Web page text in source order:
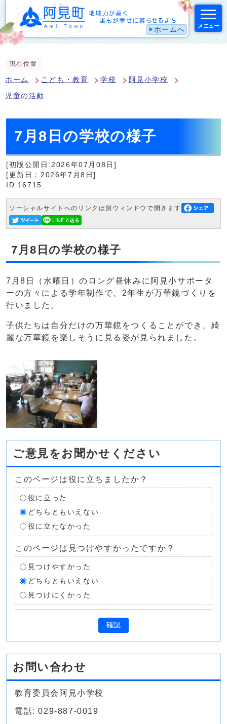
ホームへ メニュー
現在位置
ホーム こども・教育 学校 阿見小学校
児童の活動
7月8日の学校の様子
[初版公開日:2026年07月08日]
[更新日：2026年7月8日]
ID:16715
ソーシャルサイトへのリンクは別ウィンドウで開きます
7月8日の学校の様子
7月8日（水曜日）のロング昼休みに阿見小サポータ
ーの方々による学年制作で、2年生が万華鏡づくりを
行いました。
子供たちは自分だけの万華鏡をつくることができ、綺
麗な万華鏡を楽しそうに見る姿が見られました。
ご意見をお聞かせください
このページは役に立ちましたか？
役に立った
どちらともいえない
役に立たなかった
このページは見つけやすかったですか？
見つけやすかった
どちらともいえない
見つけにくかった
確認
お問い合わせ
教育委員会阿見小学校
電話: 029-887-0019